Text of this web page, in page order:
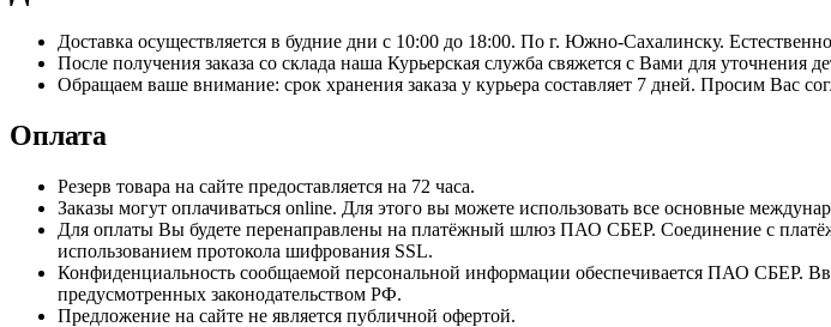
Доставка осуществляется в будние дни с 10:00 до 18:00. По г. Южно-Сахалинску.
После получения заказа со склада наша Курьерская служба свяжется с Вами для уточнения
Обращаем ваше внимание: срок хранения заказа у курьера составляет 7 дней. Просим Вас
Оплата
Резерв товара на сайте предоставляется на 72 часа.
Заказы могут оплачиваться online. Для этого вы можете использовать все основные
Для оплаты Вы будете перенаправлены на платёжный шлюз ПАО СБЕР. Соединение с
использованием протокола шифрования SSL.
Конфиденциальность сообщаемой персональной информации обеспечивается ПАО СБЕР.
предусмотренных законодательством РФ.
Предложение на сайте не является публичной офертой.